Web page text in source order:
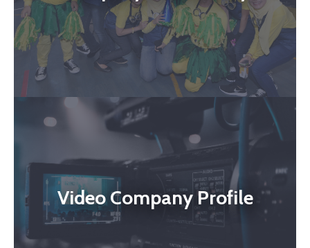
Video Company Profile